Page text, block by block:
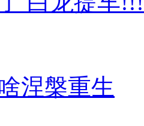
涅槃重生